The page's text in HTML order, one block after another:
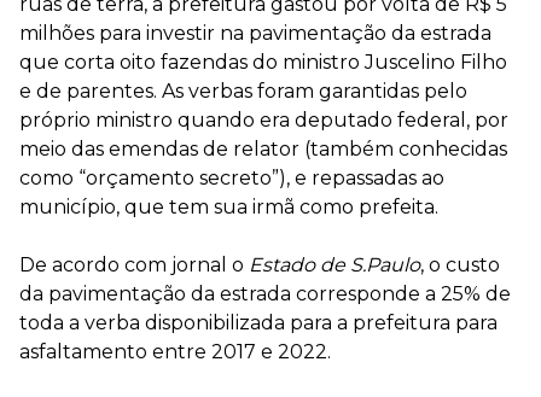
milhões para investir na pavimentação da estrada
que corta oito fazendas do ministro Juscelino Filho
e de parentes. As verbas foram garantidas pelo
próprio ministro quando era deputado federal, por
meio das emendas de relator (também conhecidas
como “orçamento secreto”), e repassadas ao
município, que tem sua irmã como prefeita.
De acordo com jornal o Estado de S.Paulo, o custo
da pavimentação da estrada corresponde a 25% de
toda a verba disponibilizada para a prefeitura para
asfaltamento entre 2017 e 2022.